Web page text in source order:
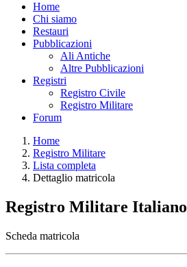
Home
Chi siamo
Restauri
Pubblicazioni
Ali Antiche
Altre Pubblicazioni
Registri
Registro Civile
Registro Militare
Forum
Home
Registro Militare
Lista completa
Dettaglio matricola
Registro Militare Italiano
Scheda matricola